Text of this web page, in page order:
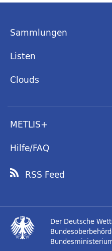
Sammlungen
Listen
Clouds
METLIS+
Hilfe/FAQ
RSS Feed
Der Deutsche